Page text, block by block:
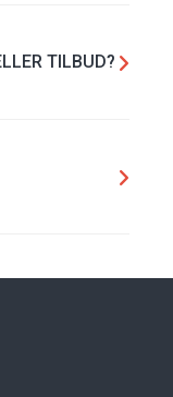
TILBUD?
våre